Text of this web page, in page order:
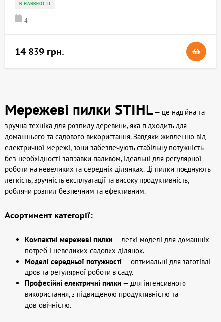
В НАЯВНОСТІ
4
14 839 грн.
Мережеві пилки STIHL— це надійна та
зручна техніка для розпилу деревини, яка підходить для
домашнього та садового використання. Завдяки живленню від
електричної мережі, вони забезпечують стабільну потужність
без необхідності заправки паливом, ідеальні для регулярної
роботи на невеликих та середніх ділянках. Ці пилки поєднують
легкість, зручність експлуатації та високу продуктивність,
роблячи розпил безпечним та ефективним.
Асортимент категорії:
Компактні мережеві пилки — легкі моделі для домашніх
потреб і невеликих садових ділянок.
Моделі середньої потужності — оптимальні для заготівлі
дров та регулярної роботи в саду.
Професійні електричні пилки — для інтенсивного
використання, з підвищеною продуктивністю та
довговічністю.